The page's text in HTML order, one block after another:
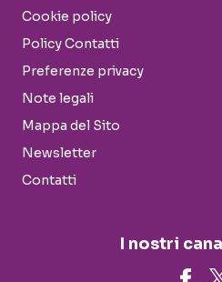
Cookie policy
Policy Contatti
Preferenze privacy
Note legali
Mappa del Sito
Newsletter
Contatti
I nostri